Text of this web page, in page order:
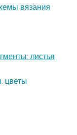
вязания
листья
цветы